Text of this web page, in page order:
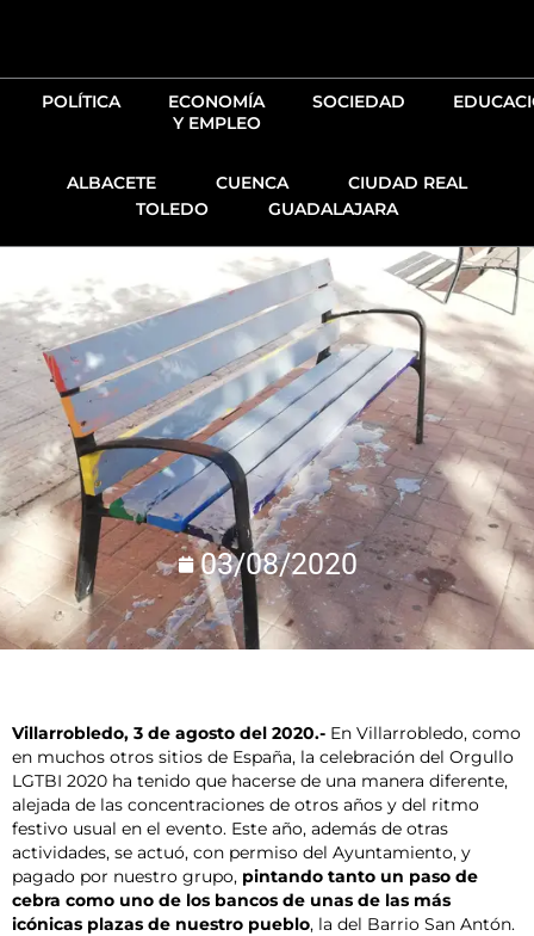
POLÍTICA
ECONOMÍA
Y EMPLEO
SOCIEDAD
ALBACETE CUENCA
CIUDAD REAL
TOLEDO
GUADALAJARA
03/08/2020
Villarrobledo, 3 de agosto del 2020.- En Villarrobledo, como
en muchos otros sitios de España, la celebración del Orgullo
LGTBI 2020 ha tenido que hacerse de una manera diferente,
alejada de las concentraciones de otros años y del ritmo
festivo usual en el evento. Este año, además de otras
actividades, se actuó, con permiso del Ayuntamiento, y
pagado por nuestro grupo, pintando tanto un paso de
cebra como uno de los bancos de unas de las más
icónicas plazas de nuestro pueblo, la del Barrio San Antón.